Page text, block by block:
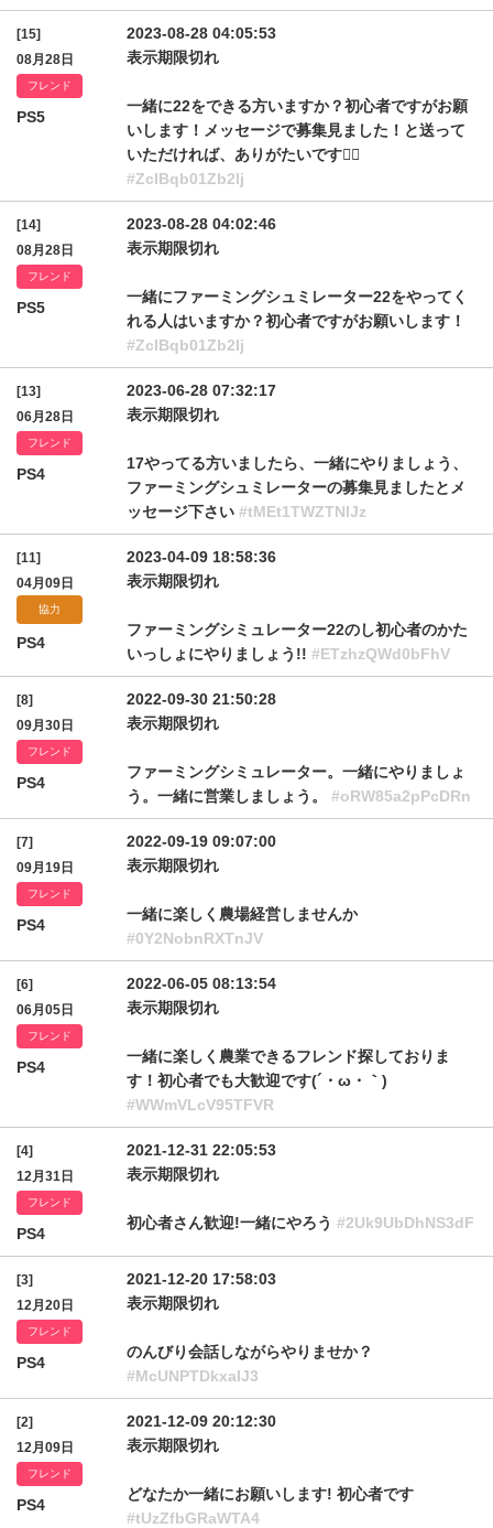
[15]
08月28日
フレンド
PS5
2023-08-28 04:05:53
表示期限切れ
一緒に22をできる方いますか？初心者ですがお願
いします！メッセージで募集見ました！と送って
いただければ、ありがたいです🙇‍♀️
#ZclBqb01Zb2lj
[14]
08月28日
フレンド
PS5
2023-08-28 04:02:46
表示期限切れ
一緒にファーミングシュミレーター22をやってく
れる人はいますか？初心者ですがお願いします！
#ZclBqb01Zb2lj
[13]
06月28日
フレンド
PS4
2023-06-28 07:32:17
表示期限切れ
17やってる方いましたら、一緒にやりましょう、
ファーミングシュミレーターの募集見ましたとメ
ッセージ下さい #tMEt1TWZTNlJz
[11]
04月09日
協力
PS4
2023-04-09 18:58:36
表示期限切れ
ファーミングシミュレーター22のし初心者のかた
いっしょにやりましょう!! #ETzhzQWd0bFhV
[8]
09月30日
フレンド
PS4
2022-09-30 21:50:28
表示期限切れ
ファーミングシミュレーター。一緒にやりましょ
う。一緒に営業しましょう。 #oRW85a2pPcDRn
[7]
09月19日
フレンド
PS4
2022-09-19 09:07:00
表示期限切れ
一緒に楽しく農場経営しませんか
#0Y2NobnRXTnJV
[6]
06月05日
フレンド
PS4
2022-06-05 08:13:54
表示期限切れ
一緒に楽しく農業できるフレンド探しておりま
す！初心者でも大歓迎です(´・ω・｀)
#WWmVLcV95TFVR
[4]
12月31日
フレンド
PS4
2021-12-31 22:05:53
表示期限切れ
初心者さん歓迎!一緒にやろう #2Uk9UbDhNS3dF
[3]
12月20日
フレンド
PS4
2021-12-20 17:58:03
表示期限切れ
のんびり会話しながらやりませか？
#McUNPTDkxalJ3
[2]
12月09日
フレンド
PS4
2021-12-09 20:12:30
表示期限切れ
どなたか一緒にお願いします! 初心者です
#tUzZfbGRaWTA4